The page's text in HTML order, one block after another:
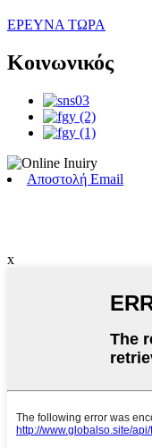
ΕΡΕΥΝΑ ΤΩΡΑ
Κοινωνικός
Αποστολή Email
x